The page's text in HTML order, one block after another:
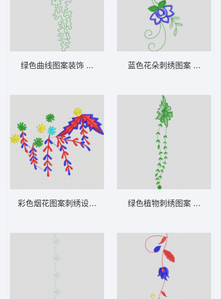
绿色曲线图案装饰 花型
彩色烟花图案刺绣设计 花型
蓝色花朵刺绣图案 牛仔裤
绿色植物刺绣图案 牛仔裤